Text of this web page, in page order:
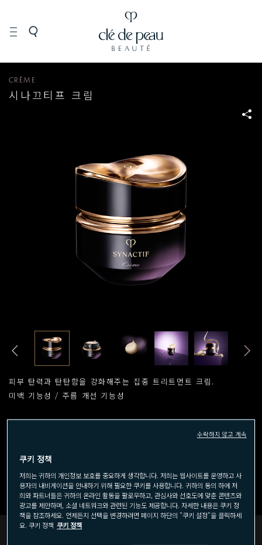
SYNACTIF
CRÈME
시나끄티프 크림
피부 탄력과 탄탄함을 강화해주는 집중 트리트먼트 크림.
미백 기능성 / 주름 개선 기능성
쿠키 정책
저희는 귀하의 개인정보 보호를 중요하게 생각합니다. 저희는 웹사이트를 운영하고 사
용자의 내비게이션을 안내하기 위해 필요한 쿠키를 사용합니다. 귀하의 동의 하에 저
희와 파트너들은 귀하의 온라인 활동을 팔로우하고, 관심사와 선호도에 맞춘 콘텐츠와
광고를 제안하며, 소셜 네트워크와 관련된 기능도 제공합니다. 자세한 내용은 쿠키 정
책을 참조하세요. 언제든지 선택을 변경하려면 페이지 하단의 "쿠키 설정"을 클릭하세
요. 쿠키 정책 쿠키 정책
수락하지 않고 계속